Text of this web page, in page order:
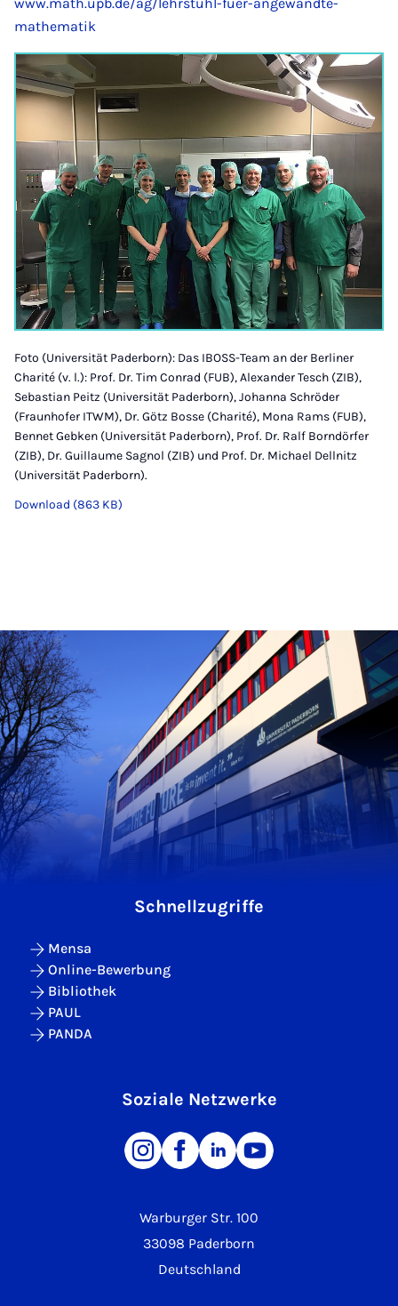
mathematik
Foto (Universität Paderborn): Das IBOSS-Team an der Berliner
Charité (v. l.): Prof. Dr. Tim Conrad (FUB), Alexander Tesch (ZIB),
Sebastian Peitz (Universität Paderborn), Johanna Schröder
(Fraunhofer ITWM), Dr. Götz Bosse (Charité), Mona Rams (FUB),
Bennet Gebken (Universität Paderborn), Prof. Dr. Ralf Borndörfer
(ZIB), Dr. Guillaume Sagnol (ZIB) und Prof. Dr. Michael Dellnitz
(Universität Paderborn).
Download (863 KB)
Warburger Str. 100
33098 Paderborn
Deutschland
Schnellzugriffe
Mensa
Online-Bewerbung
Bibliothek
PAUL
PANDA
Soziale Netzwerke